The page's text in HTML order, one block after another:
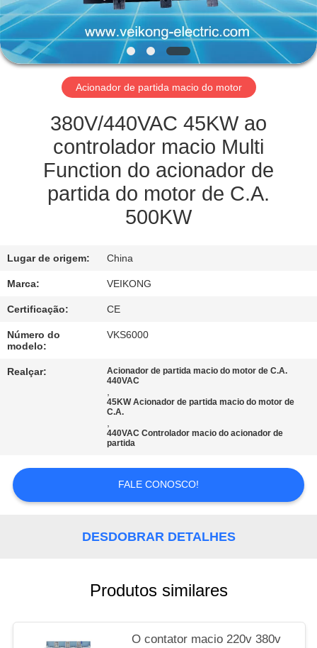
FÁBRICA
CONTROLE
DE
QUALIDADE
ENTRE
CONTATO
CONOSCO
PEÇA
UMAS
CITAÇÕES
MAPA
DO
DE
PRIVACIDADE
Acionador de partida macio do motor
380V/440VAC 45KW ao
controlador macio Multi
Function do acionador de
partida do motor de C.A.
500KW
Lugar de origem: China
Marca: VEIKONG
Certificação: CE
Número do
modelo:
VKS6000
Realçar:
Acionador de partida macio do motor de C.A.
440VAC
,
45KW Acionador de partida macio do motor de
C.A.
,
440VAC Controlador macio do acionador de
partida
FALE CONOSCO!
DESDOBRAR DETALHES
Produtos similares
O contator macio 220v 380v